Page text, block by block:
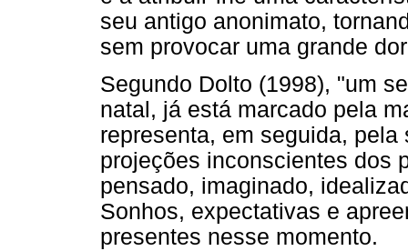
seu antigo anonimato,
sem provocar uma grande
Segundo Dolto (1998), "um
natal, já está marcado pela
representa, em seguida,
projeções inconscientes dos
pensado, imaginado,
Sonhos, expectativas e
presentes nesse momento.